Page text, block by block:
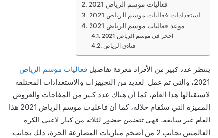
فعاليات موسم الرياض 2021
استعدادات فعاليات موسم الرياض 2021
موعد فعاليات موسم الرياض 2021
احجز في موسم الرياض 2021
فنادق الرياض
ينتظر عدد كبير من الأفراد معرفة تفاصيل فعاليات موسم الرياض
2021، والتي تم عمل العديد من التجيهزات والاستعدادات المختلفة
لاستقبالها هذا العام، كما أن هناك عدد كبير من المفاجات والعروض
المميزة التي ستُقام خلاله، كما أن فاعليات موسم الرياض 2021 هذا
العام غير سابقه، فهي تتضمن حضور لثلاثة من كبار لاعبي الكرة
العالميين بجانب 2 من أضخم مباريات المصارعة الحرة، ذلك بجانب